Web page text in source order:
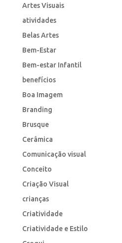
Artes Visuais
atividades
Belas Artes
Bem-Estar
Bem-estar Infantil
benefícios
Boa Imagem
Branding
Brusque
Cerâmica
Comunicação visual
Conceito
Criação Visual
crianças
Criatividade
Criatividade e Estilo